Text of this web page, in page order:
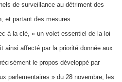
de surveillance au détriment des
et partant des mesures
à la clé, « un volet essentiel de la loi
ainsi affecté par la priorité donnée aux
le propos développé par
parlementaires » du 28 novembre, les